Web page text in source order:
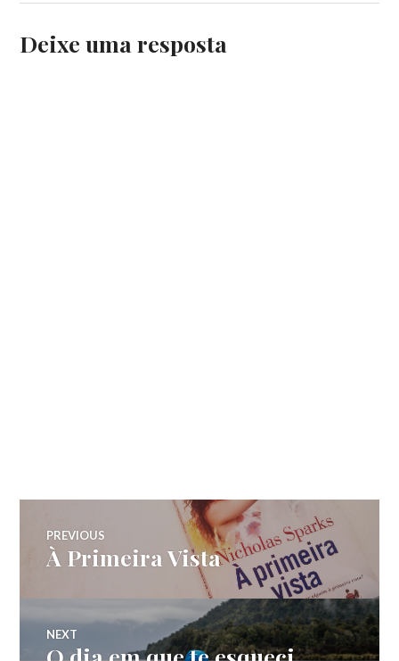
Deixe uma resposta
Navegação
de
Post
PREVIOUS
Previous
À Primeira Vista
NEXT
Next